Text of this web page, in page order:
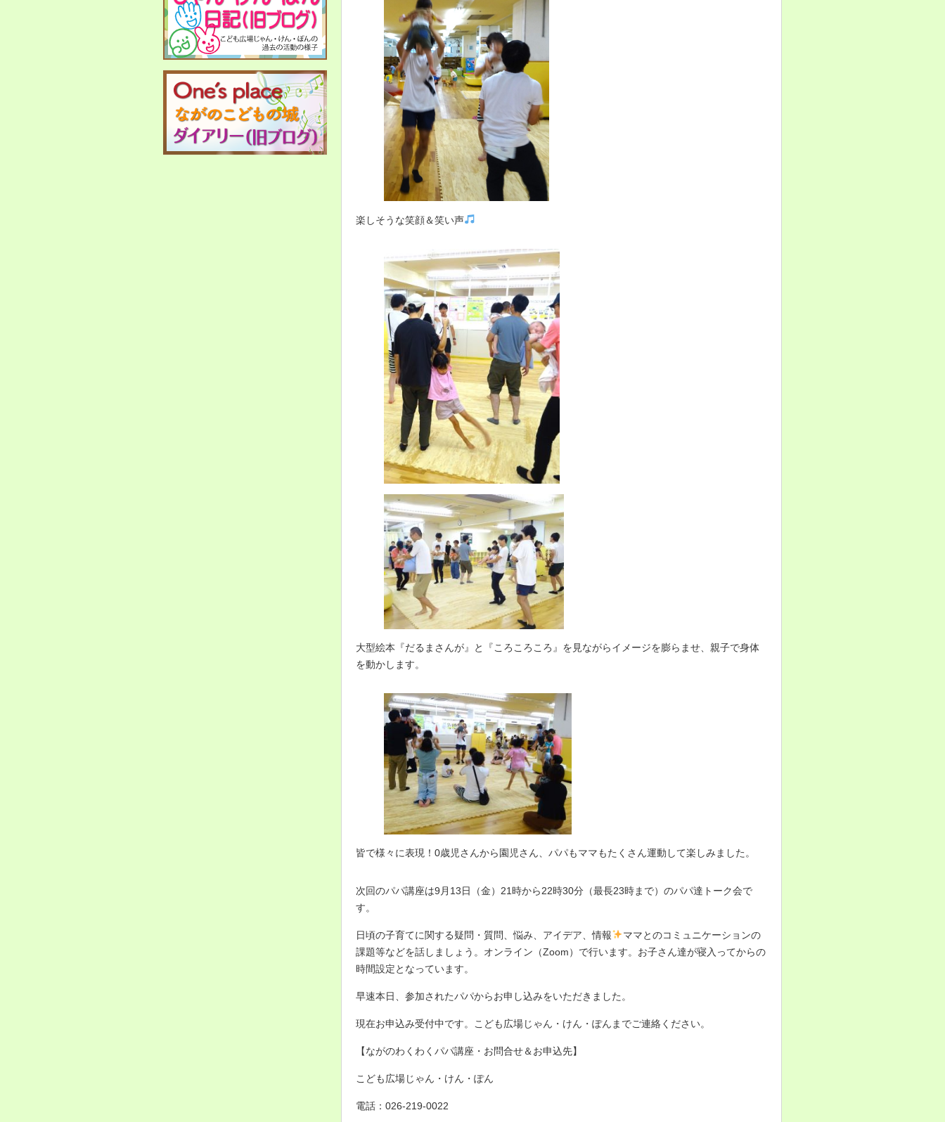
楽しそうな笑顔＆笑い声
大型絵本『だるまさんが』と『ころころころ』を見ながらイメージを膨らませ、親子で身体
を動かします。
皆で様々に表現！0歳児さんから園児さん、パパもママもたくさん運動して楽しみました。
次回のパパ講座は9月13日（金）21時から22時30分（最長23時まで）のパパ達トーク会で
す。
日頃の子育てに関する疑問・質問、悩み、アイデア、情報
ママとのコミュニケーションの
課題等などを話しましょう。オンライン（Zoom）で行います。お子さん達が寝入ってからの
時間設定となっています。
早速本日、参加されたパパからお申し込みをいただきました。
現在お申込み受付中です。こども広場じゃん・けん・ぽんまでご連絡ください。
【ながのわくわくパパ講座・お問合せ＆お申込先】
こども広場じゃん・けん・ぽん
電話：026-219-0022